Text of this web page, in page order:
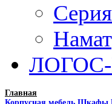
Главная